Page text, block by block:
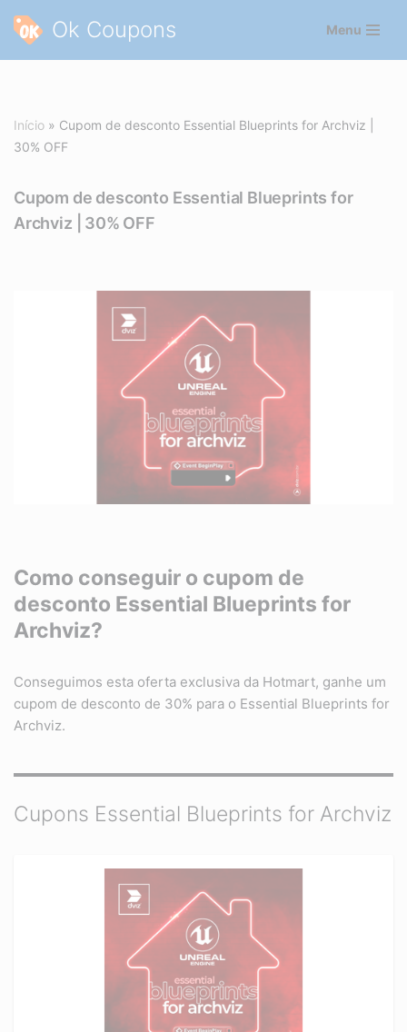
Pular
Ok Coupons Menu
Início » Cupom de desconto Essential Blueprints for Archviz |
30% OFF
Cupom de desconto Essential Blueprints for
Archviz | 30% OFF
Como conseguir o cupom de
desconto Essential Blueprints for
Archviz?
Conseguimos esta oferta exclusiva da Hotmart, ganhe um
cupom de desconto de 30% para o Essential Blueprints for
Archviz.
Cupons Essential Blueprints for Archviz